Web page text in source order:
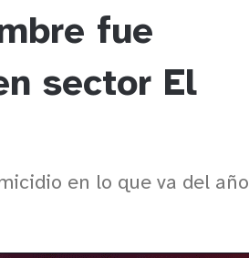
fue
sector El
en lo que va del año